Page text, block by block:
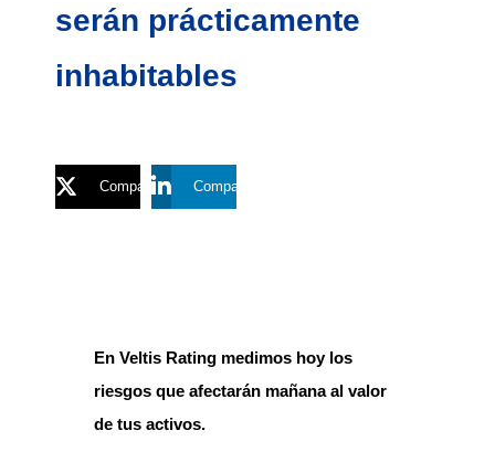
serán prácticamente
inhabitables
Compartir Compartir
En Veltis Rating medimos hoy los
riesgos que afectarán mañana al valor
de tus activos.